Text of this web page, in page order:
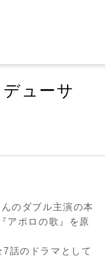
ューサ
のダブル主演の本
アポロの歌』を原
7話のドラマとして